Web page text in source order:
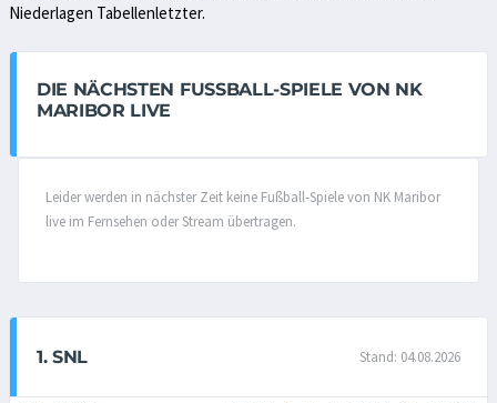
Niederlagen Tabellenletzter.
DIE NÄCHSTEN FUSSBALL-SPIELE VON NK M
ARIBOR LIVE
Leider werden in nächster Zeit keine Fußball-Spiele von NK Maribor
live im Fernsehen oder Stream übertragen.
1. SNL Stand: 04.08.2026